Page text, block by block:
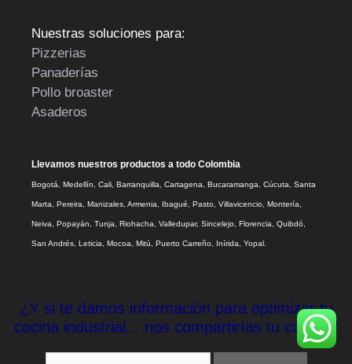
Nuestras soluciones para:
Pizzerias
Panaderías
Pollo broaster
Asaderos
Llevamos nuestros productos a todo Colombia
Bogotá, Medellín, Cali, Barranquilla, Cartagena, Bucaramanga, Cúcuta, Santa
Marta, Pereira, Manizales, Armenia, Ibagué, Pasto, Villavicencio, Montería,
Neiva, Popayán, Tunja, Riohacha, Valledupar, Sincelejo, Florencia, Quibdó,
San Andrés, Leticia, Mocoa, Mitú, Puerto Carreño, Inírida, Yopal.
¿Y si te damos información para optimizar tu
cocina industrial... nos compartirías tu correo?